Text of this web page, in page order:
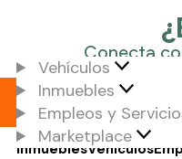
Vehículos
Inmuebles
Empleos y
Marketplace
Vehículos
Inmuebles